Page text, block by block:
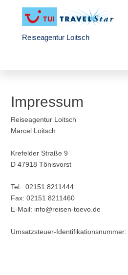
Reiseagentur Loitsch
Impressum
Reiseagentur Loitsch
Marcel Loitsch
Krefelder Straße 9
D 47918 Tönisvorst
Tel.: 02151 8211444
Fax: 02151 8211460
E-Mail: info@reisen-toevo.de
Umsatzsteuer-